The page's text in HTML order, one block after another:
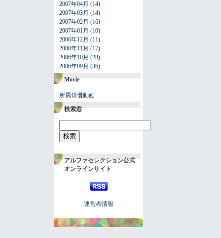
2007年04月 (14)
2007年03月 (14)
2007年02月 (16)
2007年01月 (10)
2006年12月 (11)
2006年11月 (17)
2006年10月 (28)
2006年09月 (36)
Movie
所属俳優動画
検索窓
アルファセレクション公式
オンラインサイト
運営者情報